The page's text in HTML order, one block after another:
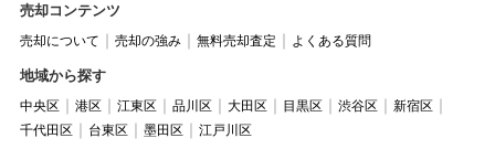
売却コンテンツ
売却について 売却の強み 無料売却査定 よくある質問
地域から探す
中央区 港区 江東区 品川区 大田区 目黒区 渋谷区
新宿区
千代田区
台東区 墨田区 江戸川区